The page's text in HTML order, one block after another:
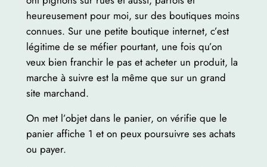
heureusement pour moi, sur des boutiques moins
connues. Sur une petite boutique internet, c’est
légitime de se méfier pourtant, une fois qu’on
veux bien franchir le pas et acheter un produit, la
marche à suivre est la même que sur un grand
site marchand.
On met l’objet dans le panier, on vérifie que le
panier affiche 1 et on peux poursuivre ses achats
ou payer.